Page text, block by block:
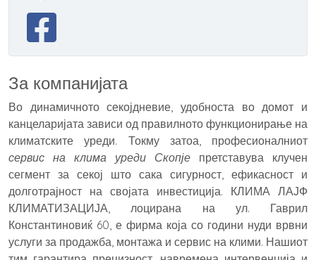
За компанијата
Во динамичното секојдневие, удобноста во домот и
канцеларијата зависи од правилното функционирање на
климатските уреди. Токму затоа, професионалниот
сервис на клима уреди Скопје претставува клучен
сегмент за секој што сака сигурност, ефикасност и
долготрајност на својата инвестиција. КЛИМА ЛАЈФ
КЛИМАТИЗАЦИЈА, лоцирана на ул. Гаврил
Константиновиќ 60, е фирма која со години нуди врвни
услуги за продажба, монтажа и сервис на клими. Нашиот